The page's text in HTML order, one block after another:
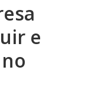
e